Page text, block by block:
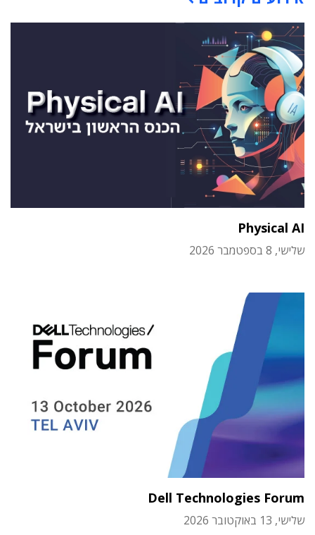
Physical AI
שלישי, 8 בספטמבר 2026
Dell Technologies Forum
שלישי, 13 באוקטובר 2026